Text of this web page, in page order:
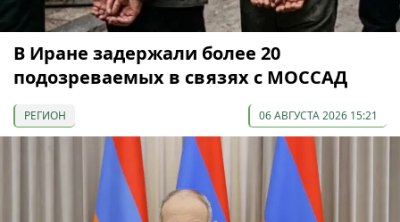
В Иране задержали более 20
подозреваемых в связях с МОССАД
РЕГИОН 06 АВГУСТА 2026 15:21